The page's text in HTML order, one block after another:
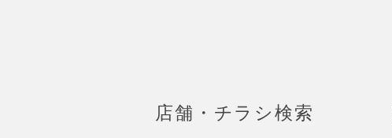
店舗・チラシ検索